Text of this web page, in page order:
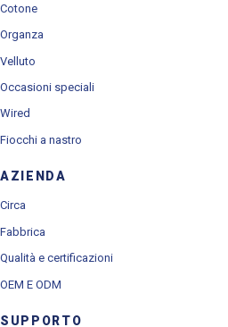
Cotone
Organza
Velluto
Occasioni speciali
Wired
Fiocchi a nastro
AZIENDA
Circa
Fabbrica
Qualità e certificazioni
OEM E ODM
SUPPORTO